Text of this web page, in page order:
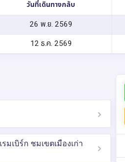
วันที่เดินทางกลับ
26 พ.ย. 2569
12 ธ.ค. 2569
เบิร์ก ชมเขตเมืองเก่า